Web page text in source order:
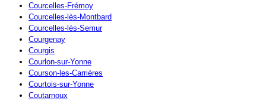
Courcelles-Frémoy
Courcelles-lès-Montbard
Courcelles-lès-Semur
Courgenay
Courgis
Courlon-sur-Yonne
Courson-les-Carrières
Courtois-sur-Yonne
Coutarnoux